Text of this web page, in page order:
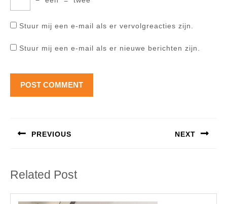
Stuur mij een e-mail als er vervolgreacties zijn.
Stuur mij een e-mail als er nieuwe berichten zijn.
PREVIOUS NEXT
Related Post